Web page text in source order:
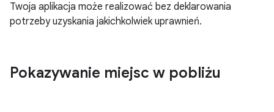
Twoja aplikacja może realizować bez deklarowania
potrzeby uzyskania jakichkolwiek uprawnień.
Pokazywanie miejsc w pobliżu